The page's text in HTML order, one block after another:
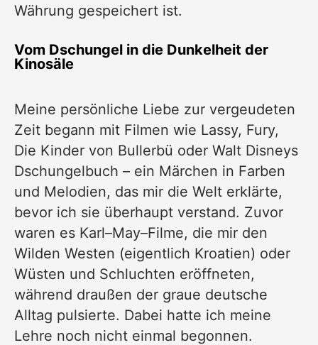
Währung gespeichert ist.
Vom Dschungel in die Dunkelheit der
Kinosäle
Meine persönliche Liebe zur vergeudeten
Zeit begann mit Filmen wie Lassy, Fury,
Die Kinder von Bullerbü oder Walt Disneys
Dschungelbuch – ein Märchen in Farben
und Melodien, das mir die Welt erklärte,
bevor ich sie überhaupt verstand. Zuvor
waren es Karl–May–Filme, die mir den
Wilden Westen (eigentlich Kroatien) oder
Wüsten und Schluchten eröffneten,
während draußen der graue deutsche
Alltag pulsierte. Dabei hatte ich meine
Lehre noch nicht einmal begonnen.